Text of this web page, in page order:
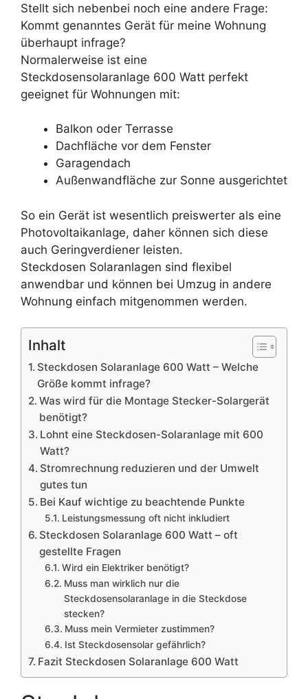
Stellt sich nebenbei noch eine andere Frage:
Kommt genanntes Gerät für meine Wohnung
überhaupt infrage?
Normalerweise ist eine
Steckdosensolaranlage 600 Watt perfekt
geeignet für Wohnungen mit:
Balkon oder Terrasse
Dachfläche vor dem Fenster
Garagendach
Außenwandfläche zur Sonne ausgerichtet
So ein Gerät ist wesentlich preiswerter als eine
Photovoltaikanlage, daher können sich diese
auch Geringverdiener leisten.
Steckdosen Solaranlagen sind flexibel
anwendbar und können bei Umzug in andere
Wohnung einfach mitgenommen werden.
Inhalt
Steckdosen Solaranlage 600 Watt – Welche
Größe kommt infrage?
Was wird für die Montage Stecker-Solargerät
benötigt?
Lohnt eine Steckdosen-Solaranlage mit 600
Watt?
Stromrechnung reduzieren und der Umwelt
gutes tun
Bei Kauf wichtige zu beachtende Punkte
Leistungsmessung oft nicht inkludiert
Steckdosen Solaranlage 600 Watt – oft
gestellte Fragen
Wird ein Elektriker benötigt?
Muss man wirklich nur die
Steckdosensolaranlage in die Steckdose
stecken?
Muss mein Vermieter zustimmen?
Ist Steckdosensolar gefährlich?
Fazit Steckdosen Solaranlage 600 Watt